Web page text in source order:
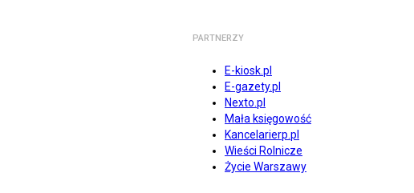
PARTNERZY
E-kiosk.pl
E-gazety.pl
Nexto.pl
Mała księgowość
Kancelarierp.pl
Wieści Rolnicze
Życie Warszawy